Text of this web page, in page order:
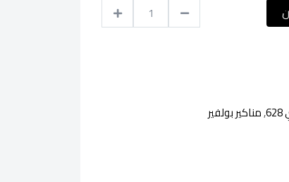
,مناكير بولفير